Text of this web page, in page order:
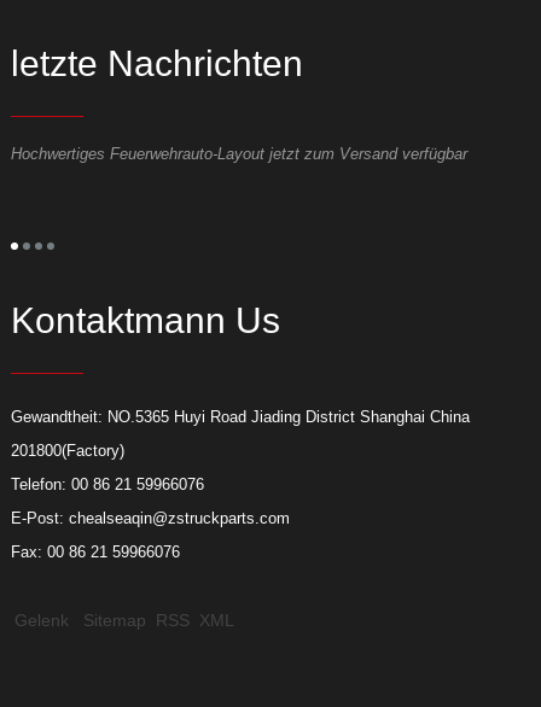
letzte Nachrichten
Hochwertiges Feuerwehrauto-Layout jetzt zum Versand verfügbar
Kontaktmann Us
Gewandtheit: NO.5365 Huyi Road Jiading District Shanghai China
201800(Factory)
Telefon: 00 86 21 59966076
E-Post: chealseaqin@zstruckparts.com
Fax: 00 86 21 59966076
Gelenk Sitemap RSS XML